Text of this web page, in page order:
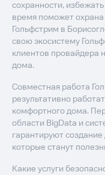
сохранности,
время поможет охрана
Гольфстрим в
свою экосистему
клиентов провайдера
дома.
Совместная работа
результативно
комфортного дома.
области BigData и
гарантируют
которые станут
Какие услуги